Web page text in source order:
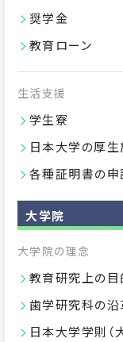
奨学金
教育ローン
生活支援
学生寮
日本大学の厚
各種証明書の申
大学院
大学院の理念
教育研究上の
歯学研究科の
日本大学学則（